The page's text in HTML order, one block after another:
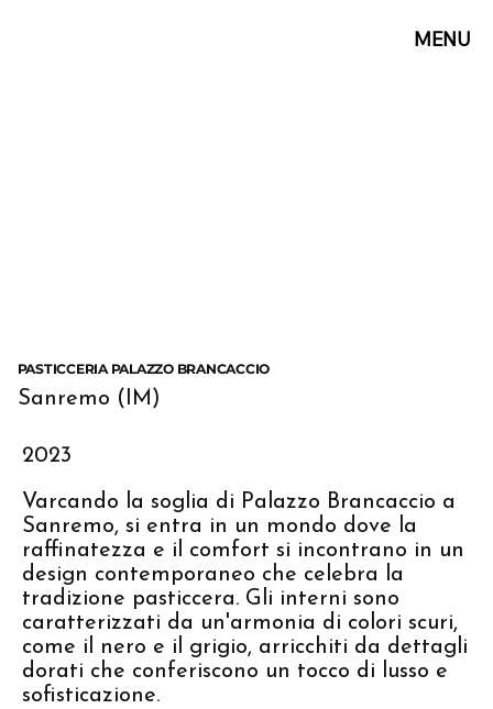
MENU
PASTICCERIA PALAZZO BRANCACCIO
Sanremo (IM)
2023
Varcando la soglia di Palazzo Brancaccio a
Sanremo, si entra in un mondo dove la
raffinatezza e il comfort si incontrano in un
design contemporaneo che celebra la
tradizione pasticcera. Gli interni sono
caratterizzati da un'armonia di colori scuri,
come il nero e il grigio, arricchiti da dettagli
dorati che conferiscono un tocco di lusso e
sofisticazione.